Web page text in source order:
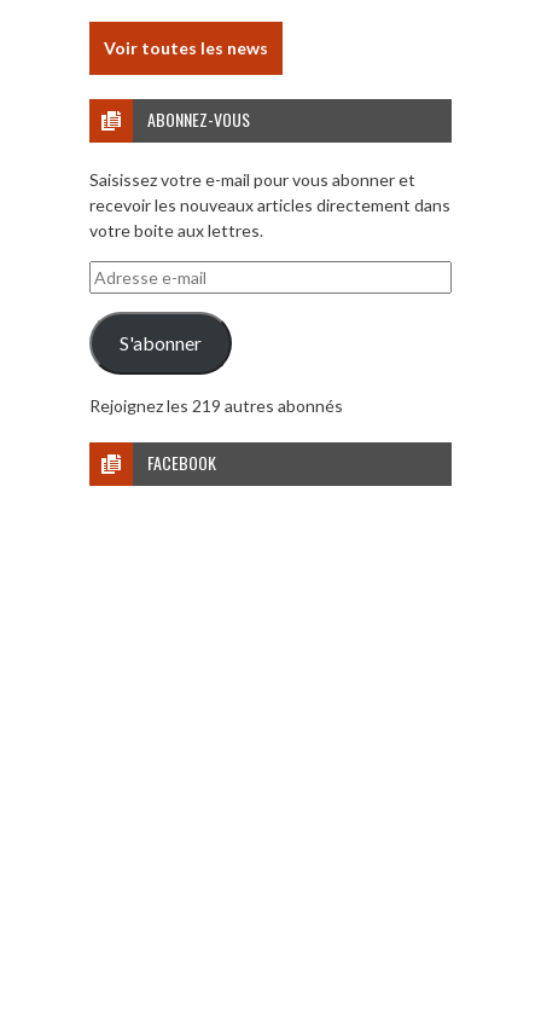
Voir toutes les news
ABONNEZ-VOUS
Saisissez votre e-mail pour vous abonner et
recevoir les nouveaux articles directement dans
votre boite aux lettres.
Adresse
e-
mail
S'abonner
Rejoignez les 219 autres abonnés
FACEBOOK